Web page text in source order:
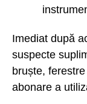
Imediat după
suspecte
bruște,
abonare a